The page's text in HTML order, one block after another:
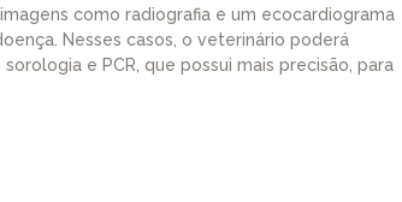
como radiografia e um ecocardiograma
Nesses casos, o veterinário poderá
e PCR, que possui mais precisão, para